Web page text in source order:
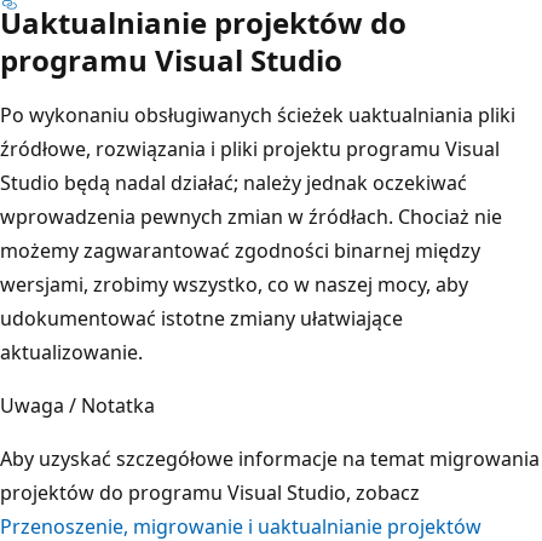
Uaktualnianie projektów do
programu Visual Studio
Po wykonaniu obsługiwanych ścieżek uaktualniania pliki
źródłowe, rozwiązania i pliki projektu programu Visual
Studio będą nadal działać; należy jednak oczekiwać
wprowadzenia pewnych zmian w źródłach. Chociaż nie
możemy zagwarantować zgodności binarnej między
wersjami, zrobimy wszystko, co w naszej mocy, aby
udokumentować istotne zmiany ułatwiające
aktualizowanie.
Uwaga / Notatka
Aby uzyskać szczegółowe informacje na temat migrowania
projektów do programu Visual Studio, zobacz
Przenoszenie, migrowanie i uaktualnianie projektów